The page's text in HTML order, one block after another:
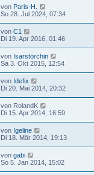
von Paris-H.
So 28. Jul 2024, 07:34
von C1
Di 19. Apr 2016, 01:46
von Isarstörchin
Sa 3. Okt 2015, 12:54
von Idefix
Di 20. Mai 2014, 20:32
von RolandK
Di 15. Apr 2014, 16:59
von Igeline
Di 18. Mär 2014, 19:13
von gabi
So 5. Jan 2014, 15:02